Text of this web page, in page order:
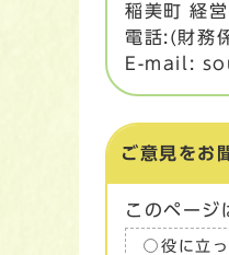
稲美町 経
電話:(財
E-mail:
ご意見をお
このページ
役に立